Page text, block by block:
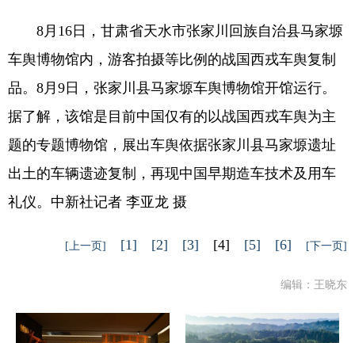
8月16日，甘肃省天水市张家川回族自治县马家塬
车舆博物馆内，游客拍摄等比例的战国西戎车舆复制
品。8月9日，张家川县马家塬车舆博物馆开馆运行。
据了解，该馆是目前中国仅有的以战国西戎车舆为主
题的专题博物馆，展出车舆依据张家川县马家塬遗址
出土的车辆遗迹复制，再现中国早期造车技术及用车
礼仪。中新社记者 李亚龙 摄
[上一页] [1] [2] [3] [4] [5] [6] [下一页]
编辑：王晓东